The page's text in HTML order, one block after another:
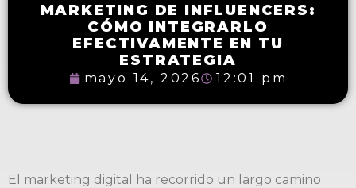
MARKETING DE INFLUENCERS:
CÓMO INTEGRARLO
EFECTIVAMENTE EN TU
ESTRATEGIA
mayo 14, 2026 12:01 pm
El marketing digital ha recorrido un largo camino